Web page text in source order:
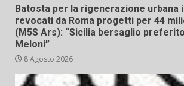
Batosta per la rigenerazione urbana
revocati da Roma progetti per 44
(M5S Ars): “Sicilia bersaglio
Meloni”
8 Agosto 2026